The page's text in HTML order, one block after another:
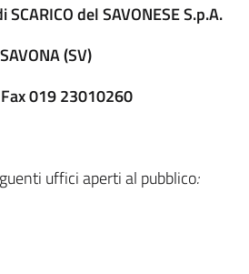
del SAVONESE S.p.A.
(SV)
019 23010260
uffici aperti al pubblico: